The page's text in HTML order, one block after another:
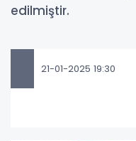
edilmiştir.
21-01-2025 19:30